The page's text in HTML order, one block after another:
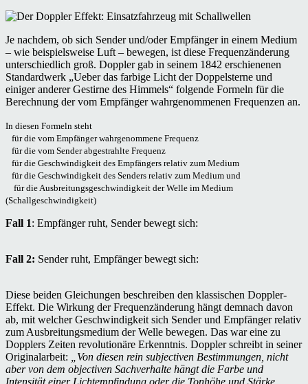
Je nachdem, ob sich Sender und/oder Empfänger in einem Medium
– wie beispielsweise Luft – bewegen, ist diese Frequenzänderung
unterschiedlich groß. Doppler gab in seinem 1842 erschienenen
Standardwerk „Ueber das farbige Licht der Doppelsterne und
einiger anderer Gestirne des Himmels“ folgende Formeln für die
Berechnung der vom Empfänger wahrgenommenen Frequenzen an.
In diesen Formeln steht
für die vom Empfänger wahrgenommene Frequenz
für die vom Sender abgestrahlte Frequenz
für die Geschwindigkeit des Empfängers relativ zum Medium
für die Geschwindigkeit des Senders relativ zum Medium und
für die Ausbreitungsgeschwindigkeit der Welle im Medium
(Schallgeschwindigkeit)
Fall 1: Empfänger ruht, Sender bewegt sich:
Fall 2: Sender ruht, Empfänger bewegt sich:
Diese beiden Gleichungen beschreiben den klassischen Doppler-
Effekt. Die Wirkung der Frequenzänderung hängt demnach davon
ab, mit welcher Geschwindigkeit sich Sender und Empfänger relativ
zum Ausbreitungsmedium der Welle bewegen. Das war eine zu
Dopplers Zeiten revolutionäre Erkenntnis. Doppler schreibt in seiner
Originalarbeit: „Von diesen rein subjectiven Bestimmungen, nicht
aber von dem objectiven Sachverhalte hängt die Farbe und